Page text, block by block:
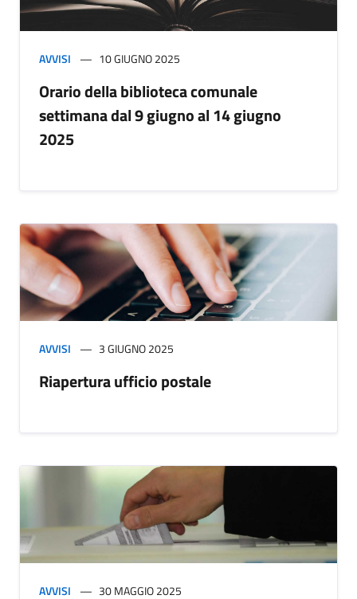
AVVISI 10 GIUGNO 2025
Orario della biblioteca comunale
settimana dal 9 giugno al 14 giugno
2025
AVVISI 3 GIUGNO 2025
Riapertura ufficio postale
AVVISI 30 MAGGIO 2025